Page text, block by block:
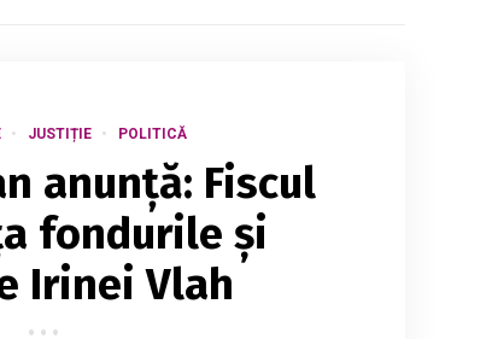
JUSTIȚIE POLITICĂ
anunță: Fiscul
fondurile și
Irinei Vlah